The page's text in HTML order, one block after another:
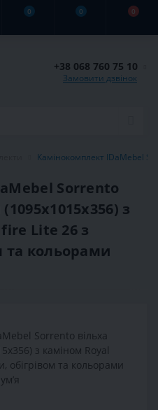
0 0 0
+38 068 760 75 10
Замовити дзвінок
Камінокомплект IDaMebel
Sorrento
з
Lite 26 з
та кольорами